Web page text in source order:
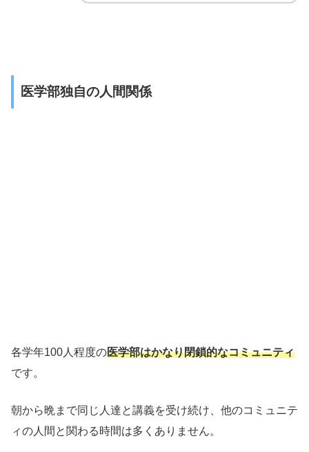
医学部独自の人間関係
各学年100人程度の医学部はかなり閉鎖的なコミュニティ
です。
朝から晩まで同じ人達と講義を受け続け、他のコミュニテ
ィの人間と関わる時間は多くありません。